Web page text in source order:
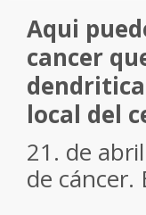
Aqui
cancer
local del
21. de
de cáncer.